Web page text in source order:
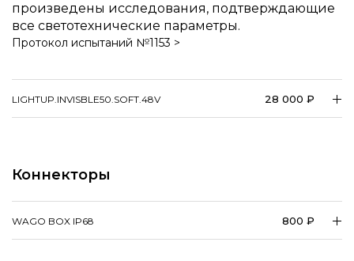
произведены исследования, подтверждающие
все светотехнические параметры.
Протокол испытаний №1153 >
LIGHTUP.INVISBLE50.SOFT.48V 28 000 ₽
Коннекторы
WAGO BOX IP68 800 ₽